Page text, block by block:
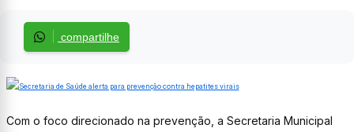
compartilhe
Com o foco direcionado na prevenção, a Secretaria Municipal